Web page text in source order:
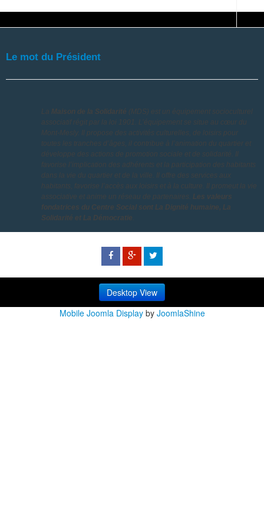
Le mot du Président
La Maison de la Solidarité (MDS) est un équipement socioculturel
associatif régit par la loi 1901. L’équipement se situe au cœur du
Mont-Mesly. Il propose des activités culturelles, de loisirs pour
toutes les tranches d’âges, il contribue à l’animation du quartier et
développe des actions de promotion sociale et de solidarité. Il
favorise l’implication des adhérents et la participation des habitants
dans la vie du quartier et de la ville. Il offre des services aux
habitants, favorise l’accès aux loisirs et à la culture. Il promeut la vie
associative et anime un réseau de partenaires.
Les valeurs
fondatrices du Centre Social sont La Dignité humaine, La
Solidarité et La Démocratie
Desktop View
Mobile Joomla Displayby JoomlaShine